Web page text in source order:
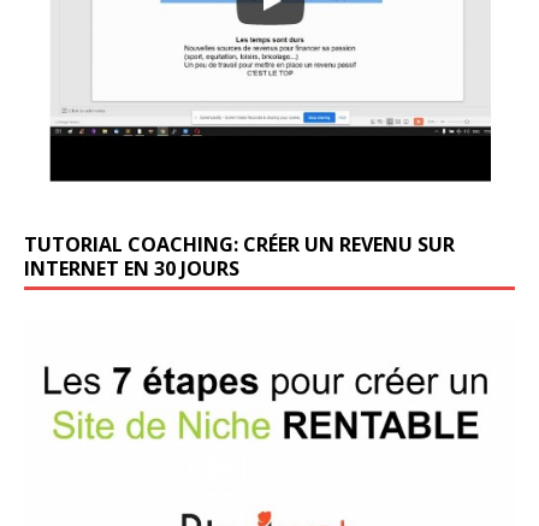
TUTORIAL COACHING: CRÉER UN REVENU SUR
INTERNET EN 30 JOURS